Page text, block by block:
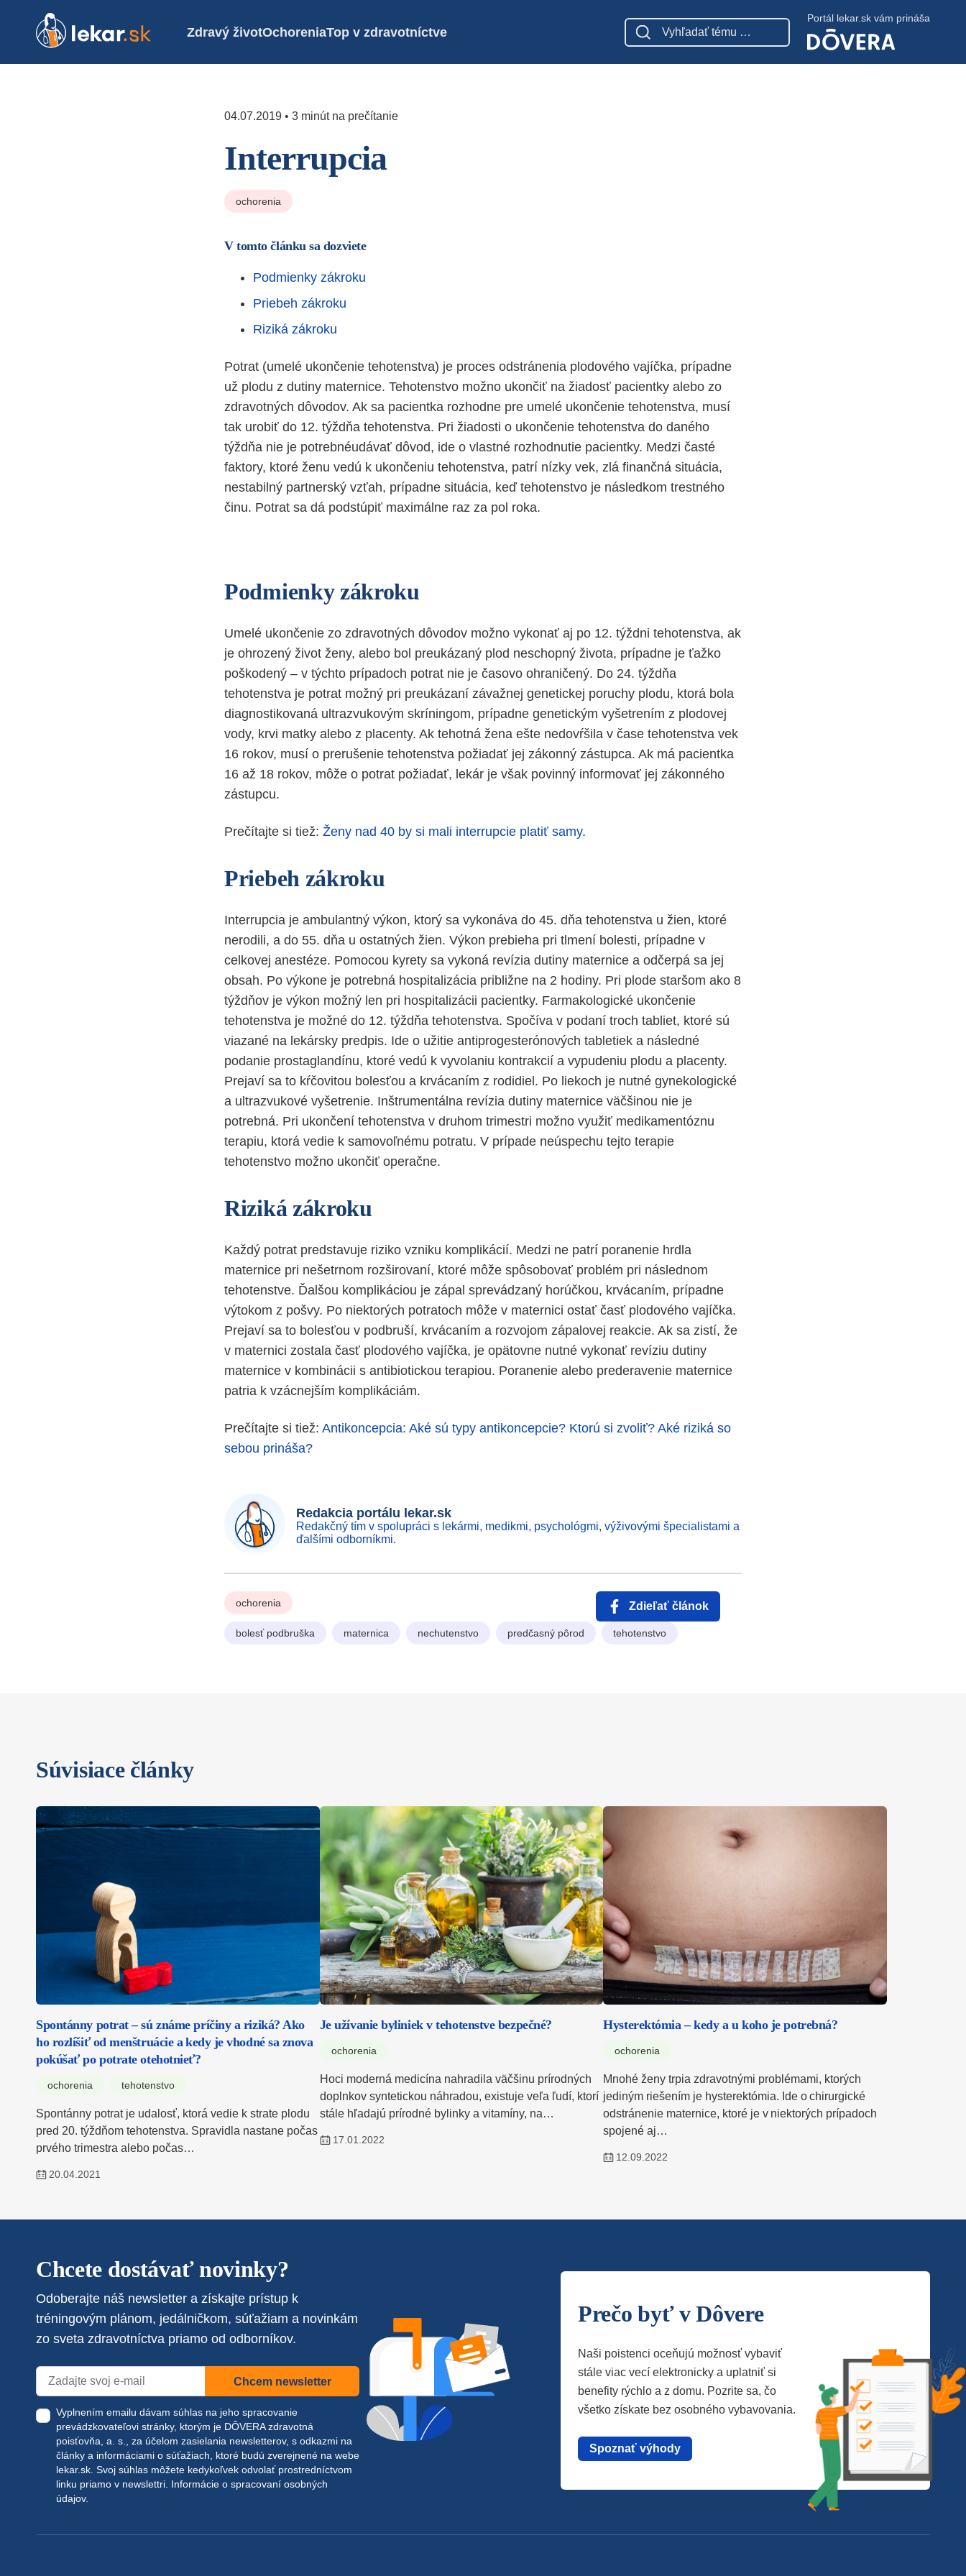
Zdravý životOchoreniaTop v zdravotníctve
Portál lekar.sk vám prináša
04.07.2019 • 3 minút na prečítanie
Interrupcia
ochorenia
V tomto článku sa dozviete
Podmienky zákroku
Priebeh zákroku
Riziká zákroku
Potrat (umelé ukončenie tehotenstva) je proces odstránenia plodového vajíčka, prípadne
už plodu z dutiny maternice. Tehotenstvo možno ukončiť na žiadosť pacientky alebo zo
zdravotných dôvodov. Ak sa pacientka rozhodne pre umelé ukončenie tehotenstva, musí
tak urobiť do 12. týždňa tehotenstva. Pri žiadosti o ukončenie tehotenstva do daného
týždňa nie je potrebnéudávať dôvod, ide o vlastné rozhodnutie pacientky. Medzi časté
faktory, ktoré ženu vedú k ukončeniu tehotenstva, patrí nízky vek, zlá finančná situácia,
nestabilný partnerský vzťah, prípadne situácia, keď tehotenstvo je následkom trestného
činu. Potrat sa dá podstúpiť maximálne raz za pol roka.
Podmienky zákroku
Umelé ukončenie zo zdravotných dôvodov možno vykonať aj po 12. týždni tehotenstva, ak
je ohrozený život ženy, alebo bol preukázaný plod neschopný života, prípadne je ťažko
poškodený – v týchto prípadoch potrat nie je časovo ohraničený. Do 24. týždňa
tehotenstva je potrat možný pri preukázaní závažnej genetickej poruchy plodu, ktorá bola
diagnostikovaná ultrazvukovým skríningom, prípadne genetickým vyšetrením z plodovej
vody, krvi matky alebo z placenty. Ak tehotná žena ešte nedovŕšila v čase tehotenstva vek
16 rokov, musí o prerušenie tehotenstva požiadať jej zákonný zástupca. Ak má pacientka
16 až 18 rokov, môže o potrat požiadať, lekár je však povinný informovať jej zákonného
zástupcu.
Prečítajte si tiež: Ženy nad 40 by si mali interrupcie platiť samy.
Priebeh zákroku
Interrupcia je ambulantný výkon, ktorý sa vykonáva do 45. dňa tehotenstva u žien, ktoré
nerodili, a do 55. dňa u ostatných žien. Výkon prebieha pri tlmení bolesti, prípadne v
celkovej anestéze. Pomocou kyrety sa vykoná revízia dutiny maternice a odčerpá sa jej
obsah. Po výkone je potrebná hospitalizácia približne na 2 hodiny. Pri plode staršom ako 8
týždňov je výkon možný len pri hospitalizácii pacientky. Farmakologické ukončenie
tehotenstva je možné do 12. týždňa tehotenstva. Spočíva v podaní troch tabliet, ktoré sú
viazané na lekársky predpis. Ide o užitie antiprogesterónových tabletiek a následné
podanie prostaglandínu, ktoré vedú k vyvolaniu kontrakcií a vypudeniu plodu a placenty.
Prejaví sa to kŕčovitou bolesťou a krvácaním z rodidiel. Po liekoch je nutné gynekologické
a ultrazvukové vyšetrenie. Inštrumentálna revízia dutiny maternice väčšinou nie je
potrebná. Pri ukončení tehotenstva v druhom trimestri možno využiť medikamentóznu
terapiu, ktorá vedie k samovoľnému potratu. V prípade neúspechu tejto terapie
tehotenstvo možno ukončiť operačne.
Riziká zákroku
Každý potrat predstavuje riziko vzniku komplikácií. Medzi ne patrí poranenie hrdla
maternice pri nešetrnom rozširovaní, ktoré môže spôsobovať problém pri následnom
tehotenstve. Ďalšou komplikáciou je zápal sprevádzaný horúčkou, krvácaním, prípadne
výtokom z pošvy. Po niektorých potratoch môže v maternici ostať časť plodového vajíčka.
Prejaví sa to bolesťou v podbruší, krvácaním a rozvojom zápalovej reakcie. Ak sa zistí, že
v maternici zostala časť plodového vajíčka, je opätovne nutné vykonať revíziu dutiny
maternice v kombinácii s antibiotickou terapiou. Poranenie alebo prederavenie maternice
patria k vzácnejším komplikáciám.
Prečítajte si tiež: Antikoncepcia: Aké sú typy antikoncepcie? Ktorú si zvoliť? Aké riziká so
sebou prináša?
Redakcia portálu lekar.sk
Redakčný tím v spolupráci s lekármi, medikmi, psychológmi, výživovými špecialistami a
ďalšími odborníkmi.
ochorenia Zdieľať článok
bolesť podbruška maternica nechutenstvo predčasný pôrod tehotenstvo
Súvisiace články
Spontánny potrat – sú známe príčiny a riziká? Ako
ho rozlíšiť od menštruácie a kedy je vhodné sa znova
pokúšať po potrate otehotnieť?
ochorenia tehotenstvo
Spontánny potrat je udalosť, ktorá vedie k strate plodu
pred 20. týždňom tehotenstva. Spravidla nastane počas
prvého trimestra alebo počas…
20.04.2021
Je užívanie byliniek v tehotenstve bezpečné?
ochorenia
Hoci moderná medicína nahradila väčšinu prírodných
doplnkov syntetickou náhradou, existuje veľa ľudí, ktorí
stále hľadajú prírodné bylinky a vitamíny, na…
17.01.2022
Hysterektómia – kedy a u koho je potrebná?
ochorenia
Mnohé ženy trpia zdravotnými problémami, ktorých
jediným riešením je hysterektómia. Ide o chirurgické
odstránenie maternice, ktoré je v niektorých prípadoch
spojené aj…
12.09.2022
Chcete dostávať novinky?
Odoberajte náš newsletter a získajte prístup k
tréningovým plánom, jedálničkom, súťažiam a novinkám
zo sveta zdravotníctva priamo od odborníkov.
Chcem newsletter
Vyplnením emailu dávam súhlas na jeho spracovanie
prevádzkovateľovi stránky, ktorým je DÔVERA zdravotná
poisťovňa, a. s., za účelom zasielania newsletterov, s odkazmi na
články a informáciami o súťažiach, ktoré budú zverejnené na webe
lekar.sk. Svoj súhlas môžete kedykoľvek odvolať prostredníctvom
linku priamo v newslettri. Informácie o spracovaní osobných
údajov.
Prečo byť v Dôvere
Naši poistenci oceňujú možnosť vybaviť
stále viac vecí elektronicky a uplatniť si
benefity rýchlo a z domu. Pozrite sa, čo
všetko získate bez osobného vybavovania.
Spoznať výhody